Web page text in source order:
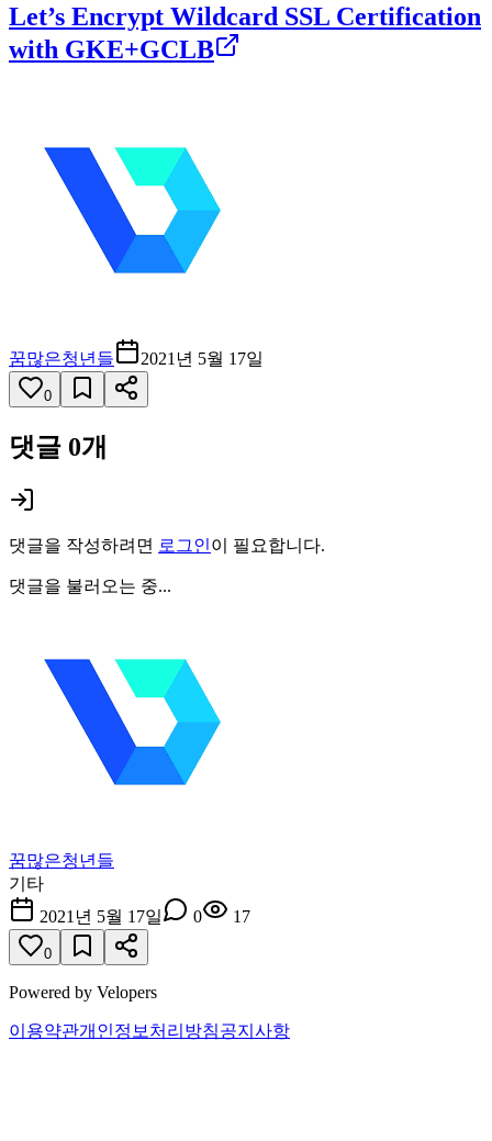
Let’s Encrypt Wildcard SSL Certification
with GKE+GCLB
꿈많은청년들 2021년 5월 17일
0
댓글 0개
댓글을 작성하려면 로그인이 필요합니다.
댓글을 불러오는 중...
꿈많은청년들
기타
2021년 5월 17일
0 17
0
Powered by Velopers
이용약관개인정보처리방침공지사항